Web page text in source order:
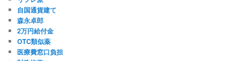
自国通貨建て
森永卓郎
2万円給付金
OTC類似薬
医療費窓口負担